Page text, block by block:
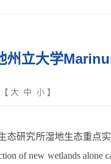
州立大学
大 中 小 】
态研究所湿地生态重点
of new wetlands alone